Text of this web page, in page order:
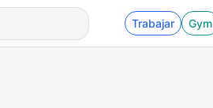
Trabajar Gym